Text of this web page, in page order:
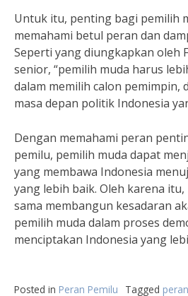
Untuk itu, penting bagi pemilih
memahami betul peran dan
Seperti yang diungkapkan oleh
senior, “pemilih muda harus
dalam memilih calon pemimpin,
masa depan politik Indonesia
Dengan memahami peran
pemilu, pemilih muda dapat
yang membawa Indonesia
yang lebih baik. Oleh karena
sama membangun kesadaran
pemilih muda dalam proses
menciptakan Indonesia yang
Posted in Peran Pemilu Tagged